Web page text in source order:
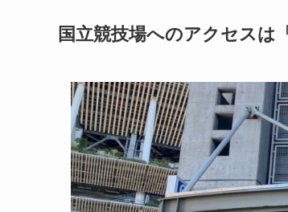
国立競技場へのアクセスは